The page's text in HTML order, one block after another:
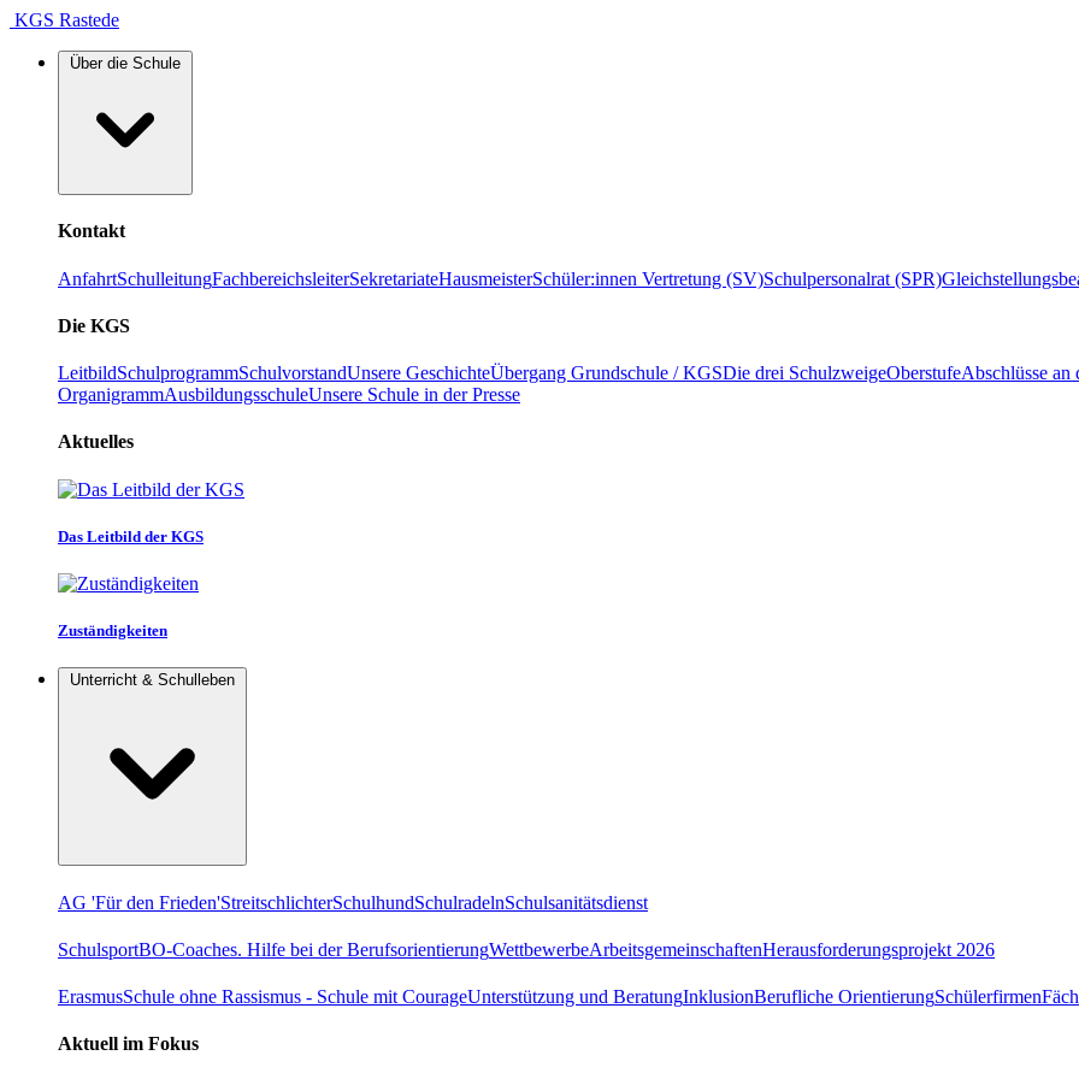
KGS Rastede
Über die Schule
Kontakt
AnfahrtSchulleitungFachbereichsleiterSekretariateHausmeisterSchüler:innen Vertretung (SV)Schulpersonalrat (SPR)
Die KGS
LeitbildSchulprogrammSchulvorstandUnsere GeschichteÜbergang Grundschule / KGSDie drei SchulzweigeOberstufeAbschlüsse an
OrganigrammAusbildungsschuleUnsere Schule in der Presse
Aktuelles
Das Leitbild der KGS
Zuständigkeiten
Unterricht & Schulleben
AG 'Für den Frieden'StreitschlichterSchulhundSchulradelnSchulsanitätsdienst
SchulsportBO-Coaches. Hilfe bei der BerufsorientierungWettbewerbeArbeitsgemeinschaftenHerausforderungsprojekt 2026
ErasmusSchule ohne Rassismus - Schule mit CourageUnterstützung und BeratungInklusionBerufliche OrientierungSchülerfirmen
Aktuell im Fokus